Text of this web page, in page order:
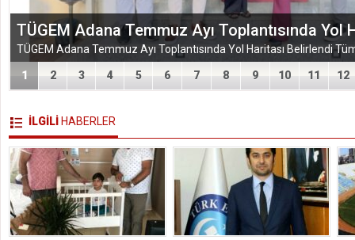
EĞİTİM-BİR-SEN ADANA ŞUBESİ’NDEN
VEFA VE DAYANIŞMA ÇIKARMASI
1 2 3 4 5 6 7 8 9 10 11 12
İLGİLİHABERLER